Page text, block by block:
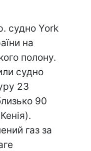
судно York
на
полону.
судно
23
90
газ за